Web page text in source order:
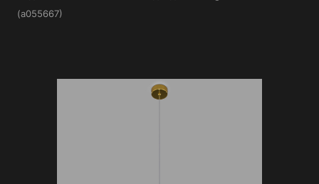
(a055667)